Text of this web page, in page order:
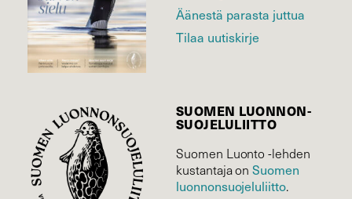
Äänestä parasta juttua
Tilaa uutiskirje
SUOMEN LUONNON­
SUOJELU­LIITTO
Suomen Luonto -lehden
kustantaja onSuomen
luonnonsuojelu­liitto.